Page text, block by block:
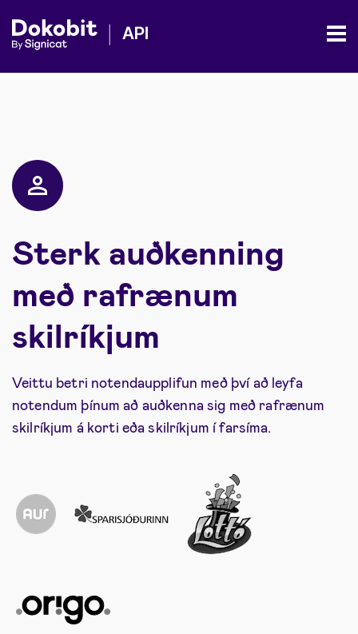
Sterk auðkenning
með rafrænum
skilríkjum
Veittu betri notendaupplifun með því að leyfa
notendum þínum að auðkenna sig með rafrænum
skilríkjum á korti eða skilríkjum í farsíma.